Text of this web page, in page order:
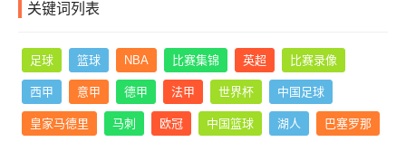
关键词列表
足球 篮球 NBA 比赛集锦 英超 比赛录像
西甲 意甲 德甲 法甲 世界杯 中国足球
皇家马德里 马刺 欧冠 中国篮球 湖人 巴塞罗那